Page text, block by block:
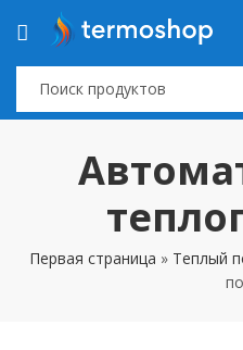
Первая страница » Tеплый